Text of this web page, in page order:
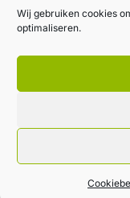
Wij gebruiken cookies
optimaliseren.
Blijft op de
Rechtstreeks van
Inschrijven
Algemene